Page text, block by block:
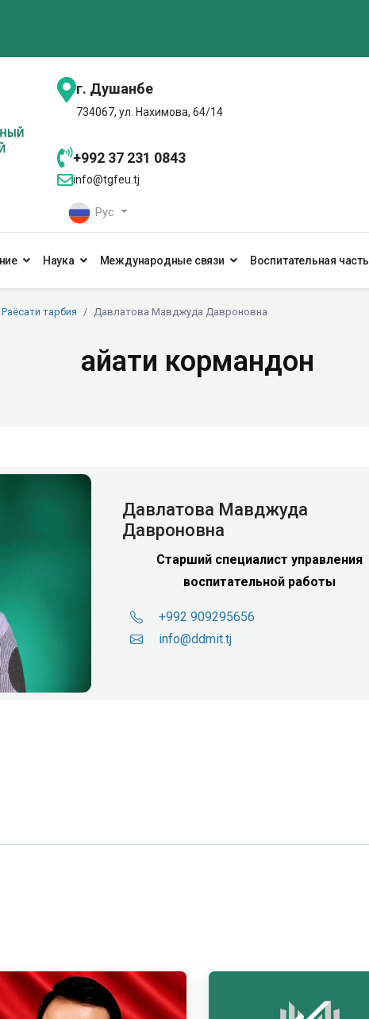
г. Душанбе
734067, ул. Нахимова, 64/14
+992 37 231 0843
info@tgfeu.tj
Рус
Наука Международные связи Воспитательная часть
Раёсати тарбия Давлатова Мавджуда Давроновна
Ҳайати кормандон
Давлатова Мавджуда
Давроновна
Старший специалист управления
воспитательной работы
+992 909295656
info@ddmit.tj